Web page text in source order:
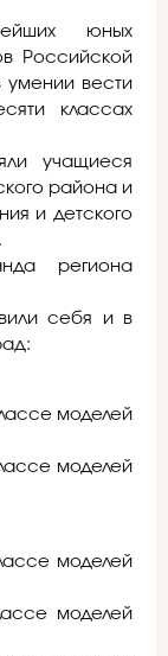
юных
Российской
умении вести
классах
учащиеся
района и
и детского
региона
себя и в
моделей
моделей
моделей
моделей